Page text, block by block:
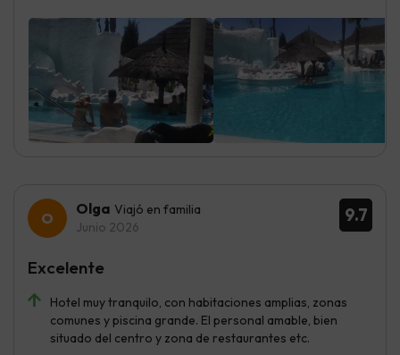
9.7
Olga Viajó en familia
Junio 2026
Hotel muy tranquilo, con habitaciones amplias, zonas
comunes y piscina grande. El personal amable, bien
situado del centro y zona de restaurantes etc.
Excelente